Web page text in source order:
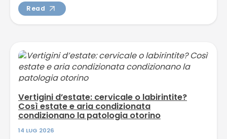
Read
Vertigini d’estate: cervicale o labirintite?
Così estate e aria condizionata
condizionano la patologia otorino
14 LUG 2026